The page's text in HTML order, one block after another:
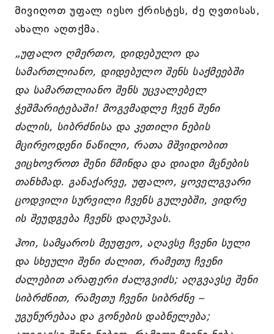
მივიღოთ უფალ იესო ქრისტეს, ძე ღვთისას,
ახალი აღთქმა.
„უფალო ღმერთო, დიდებულო და
სამართლიანო, დიდებულო შენს საქმეებში
და სამართლიანო შენს უცვალებელ
ჭეშმარიტებაში! მოგვმადლე ჩვენ შენი
ძალის, სიბრძნისა და კეთილი ნების
მცირეოდენი ნაწილი, რათა მშვიდობით
ვიცხოვროთ შენი წმინდა და დიადი მცნების
თანხმად. განაქარვე, უფალო, ყოველგვარი
ცოდვილი სურვილი ჩვენს გულებში, ვიდრე
ის შეუდგება ჩვენს დაღუპვას.
ჰოი, სამყაროს მეუფეო, აღავსე ჩვენი სული
და სხეული შენი ძალით, რამეთუ ჩვენი
ძალებით არაფერი ძალგვიძს; აღგვავსე შენი
სიბრძნით, რამეთუ ჩვენი სიბრძნე –
უგუნურებაა და გონების დაბნელება;